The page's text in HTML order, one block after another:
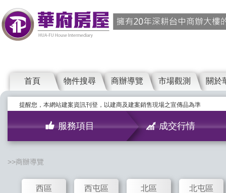
首頁 物件搜尋 商辦導覽 市場觀測 關於
提醒您，本網站建案資訊刊登，以建商及建案銷售現場之宣傳品為準
服務項目 成交行情
商辦導覽
西區 西屯區 北區 北屯區